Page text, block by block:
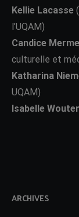
Kellie Lacasse
l’UQAM)
Candice
culturelle et
Katharina
UQAM)
Isabelle
ARCHIVES